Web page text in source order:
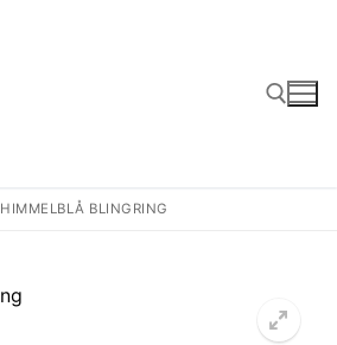
HIMMELBLÅ BLINGRING